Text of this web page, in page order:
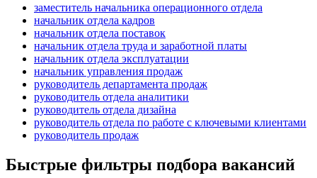
заместитель начальника операционного отдела
начальник отдела кадров
начальник отдела поставок
начальник отдела труда и заработной платы
начальник отдела эксплуатации
начальник управления продаж
руководитель департамента продаж
руководитель отдела аналитики
руководитель отдела дизайна
руководитель отдела по работе с ключевыми клиентами
руководитель продаж
Быстрые фильтры подбора вакансий